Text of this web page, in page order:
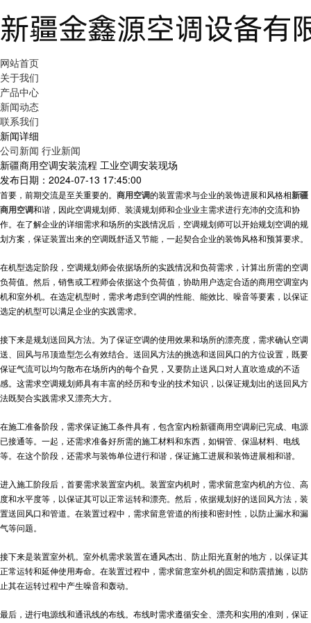
网站首页
关于我们
产品中心
新闻动态
联系我们
新闻详细
公司新闻 行业新闻
新疆商用空调安装流程 工业空调安装现场
发布日期：2024-07-13 17:45:00
首要，前期交流是至关重要的。 商用空调的装置需求与企业的装饰进展和风格相新疆
商用空调和谐，因此空调规划师、装潢规划师和企业业主需求进行充沛的交流和协
作。在了解企业的详细需求和场所的实践情况后，空调规划师可以开始规划空调的规
划方案，保证装置出来的空调既舒适又节能，一起契合企业的装饰风格和预算要求。
在机型选定阶段，空调规划师会依据场所的实践情况和负荷需求，计算出所需的空调
负荷值。然后，销售或工程师会依据这个负荷值，协助用户选定合适的商用空调室内
机和室外机。在选定机型时，需求考虑到空调的性能、能效比、噪音等要素，以保证
选定的机型可以满足企业的实践需求。
接下来是规划送回风方法。为了保证空调的使用效果和场所的漂亮度，需求确认空调
送、回风与吊顶造型怎么有效结合。送回风方法的挑选和送回风口的方位设置，既要
保证气流可以均匀散布在场所内的每个旮旯，又要防止送风口对人直吹造成的不适
感。这需求空调规划师具有丰富的经历和专业的技术知识，以保证规划出的送回风方
法既契合实践需求又漂亮大方。
在施工准备阶段，需求保证施工条件具有，包含室内粉新疆商用空调刷已完成、电源
已接通等。一起，还需求准备好所需的施工材料和东西，如铜管、保温材料、电线
等。在这个阶段，还需求与装饰单位进行和谐，保证施工进展和装饰进展相和谐。
进入施工阶段后，首要需求装置室内机。装置室内机时，需求留意室内机的方位、高
度和水平度等，以保证其可以正常运转和漂亮。然后，依据规划好的送回风方法，装
置送回风口和管道。在装置过程中，需求留意管道的衔接和密封性，以防止漏水和漏
气等问题。
接下来是装置室外机。室外机需求装置在通风杰出、防止阳光直射的地方，以保证其
正常运转和延伸使用寿命。在装置过程中，需求留意室外机的固定和防震措施，以防
止其在运转过程中产生噪音和轰动。
最后，进行电源线和通讯线的布线。布线时需求遵循安全、漂亮和实用的准则，保证